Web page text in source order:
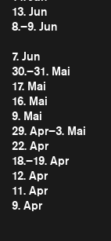
13. Jun
8.–9. Jun
7. Jun
30.–31. Mai
17. Mai
16. Mai
9. Mai
29. Apr–3. Mai
22. Apr
18.–19. Apr
12. Apr
11. Apr
9. Apr